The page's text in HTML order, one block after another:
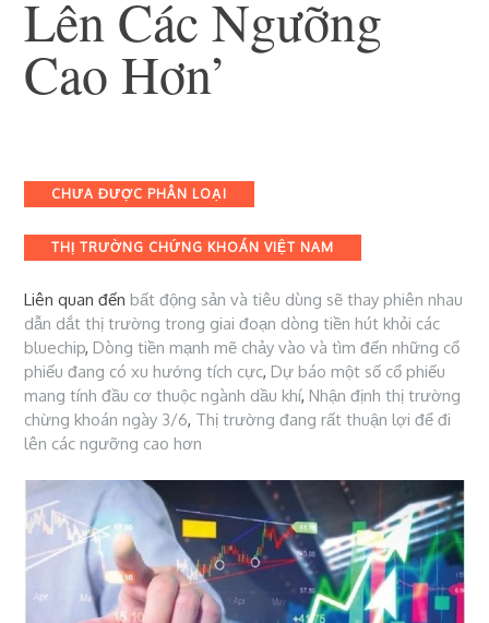
Lên Các Ngưỡng
Cao Hơn’
Categories
CHƯA ĐƯỢC PHÂN LOẠI
THỊ TRƯỜNG CHỨNG KHOÁN VIỆT NAM
Liên quan đếnbất động sản và tiêu dùng sẽ thay phiên nhau
dẫn dắt thị trường trong giai đoạn dòng tiền hút khỏi các
bluechip,Dòng tiền mạnh mẽ chảy vào và tìm đến những cổ
phiếu đang có xu hướng tích cực,Dự báo một số cổ phiếu
mang tính đầu cơ thuộc ngành dầu khí,Nhận định thị trường
chừng khoán ngày 3/6, Thị trường đang rất thuận lợi để đi
lên các ngưỡng cao hơn